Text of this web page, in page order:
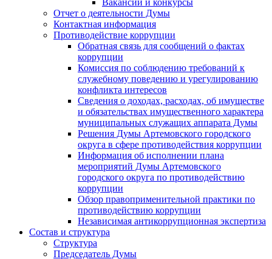
Отчет о деятельности Думы
Контактная информация
Противодействие коррупции
Обратная связь для сообщений о фактах
коррупции
Комиссия по соблюдению требований к
служебному поведению и урегулированию
конфликта интересов
Сведения о доходах, расходах, об имуществе
и обязательствах имущественного характера
муниципальных служащих аппарата Думы
Решения Думы Артемовского городского
округа в сфере противодействия коррупции
Информация об исполнении плана
мероприятий Думы Артемовского
городского округа по противодействию
коррупции
Обзор правоприменительной практики по
противодействию коррупции
Независимая антикоррупционная экспертиза
Состав и структура
Структура
Председатель Думы